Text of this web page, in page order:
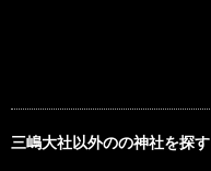
三嶋大社以外のの神社を探す